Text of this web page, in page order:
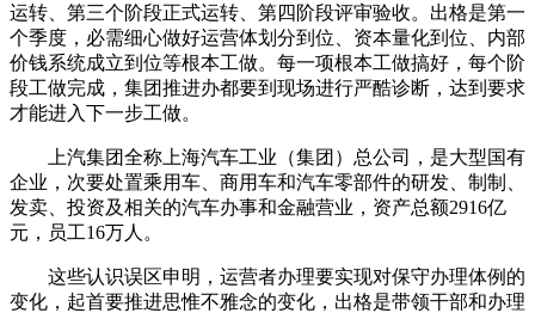
运转、第三个阶段正式运转、第四阶段评审验收。出格是第一
个季度，必需细心做好运营体划分到位、资本量化到位、内部
价钱系统成立到位等根本工做。每一项根本工做搞好，每个阶
段工做完成，集团推进办都要到现场进行严酷诊断，达到要求
才能进入下一步工做。
上汽集团全称上海汽车工业（集团）总公司，是大型国有
企业，次要处置乘用车、商用车和汽车零部件的研发、制制、
发卖、投资及相关的汽车办事和金融营业，资产总额2916亿
元，员工16万人。
这些认识误区申明，运营者办理要实现对保守办理体例的
变化，起首要推进思惟不雅念的变化，出格是带领干部和办理